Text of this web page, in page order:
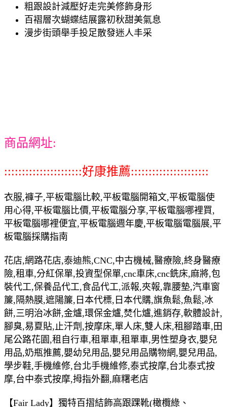
粗跟設計減壓好走完美修飾身形
百褶層次蝴蝶結展露初秋甜美氣息
漫步街頭舉手投足散發迷人丰采
商品網址:
::::::::::::::::::::::好康推薦::::::::::::::::::::::
衣服,褲子,平板電腦比較,平板電腦開箱文,平板電腦使
用心得,平板電腦比價,平板電腦分享,平板電腦哪裡買,
平板電腦哪裡便宜,平板電腦週年慶,平板電腦電腦展,平
板電腦採購指南
花店,網路花店,泰迪熊,CNC,中古機械,醫療險,終身醫療
險,租車,分紅保單,投資型保單,cnc車床,cnc銑床,麻將,包
裝代工,保養品代工,食品代工,派報,夾報,靠腰墊,汽車窗
簾,隔熱膜,遮陽簾,日本代標,日本代購,旗魚鬆,魚鬆,冰
餅,三明治冰餅,金爐,環保金爐,焚化爐,進銷存,軟體設計,
腳臭,易夏貼,止汗劑,按摩床,單人床,雙人床,租腳踏車,田
尾公路花園,租自行車,租單車,租單車,男性塑身衣,嬰兒
用品,奶瓶推薦,嬰幼兒用品,嬰兒用品購物網,嬰兒用品,
學步鞋,手機維修,台北手機維修,泰式按摩,台北泰式按
摩,台中泰式按摩,拇指外翻,麻糬老店
【Fair Lady】獨特百摺結飾高跟踝靴(橄欖綠、